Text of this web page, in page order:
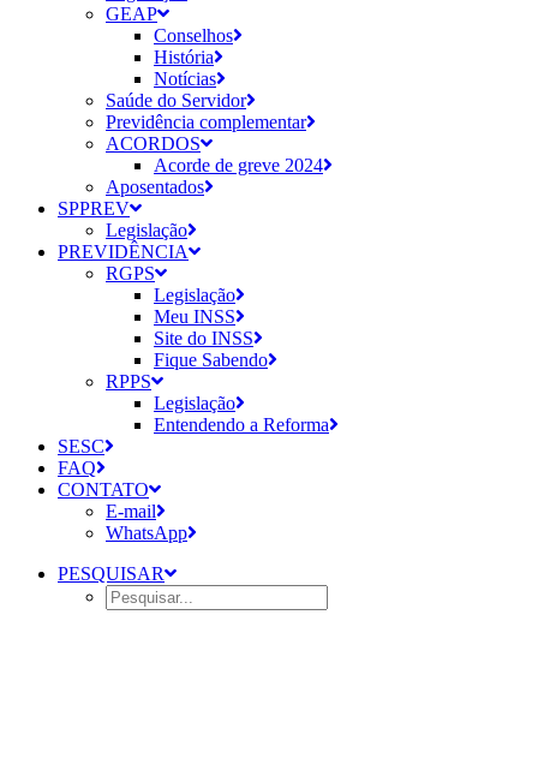
GEAP
Conselhos
História
Notícias
Saúde do Servidor
Previdência complementar
ACORDOS
Acorde de greve 2024
Aposentados
SPPREV
Legislação
PREVIDÊNCIA
RGPS
Legislação
Meu INSS
Site do INSS
Fique Sabendo
RPPS
Legislação
Entendendo a Reforma
SESC
FAQ
CONTATO
E-mail
WhatsApp
PESQUISAR